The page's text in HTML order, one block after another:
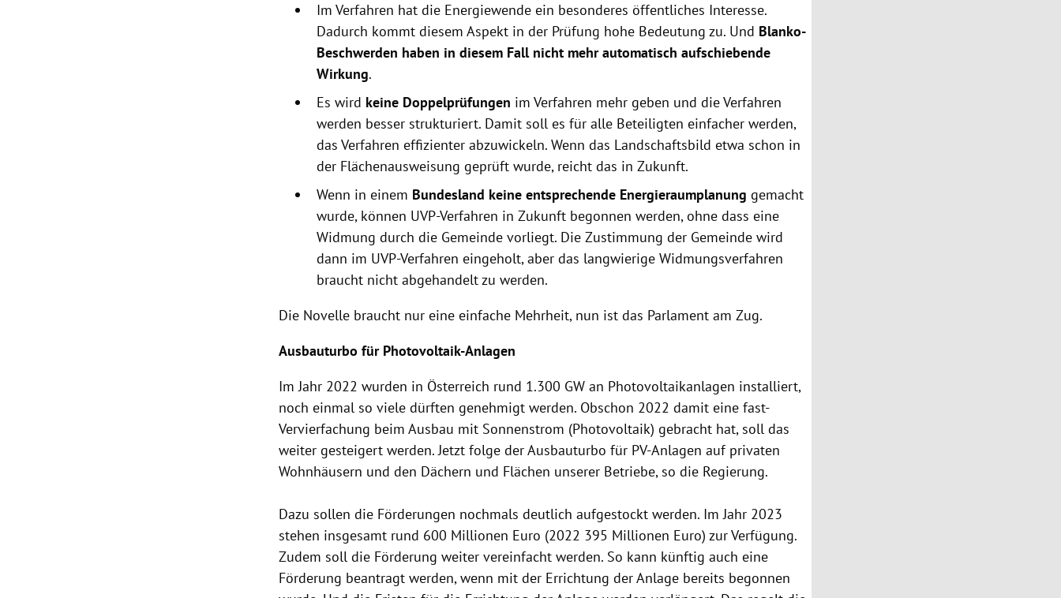
Im Verfahren hat die Energiewende ein besonderes öffentliches Interesse.
Dadurch kommt diesem Aspekt in der Prüfung hohe Bedeutung zu. Und Blanko-
Beschwerden haben in diesem Fall nicht mehr automatisch aufschiebende
Wirkung.
Es wird keine Doppelprüfungen im Verfahren mehr geben und die Verfahren
werden besser strukturiert. Damit soll es für alle Beteiligten einfacher werden,
das Verfahren effizienter abzuwickeln. Wenn das Landschaftsbild etwa schon in
der Flächenausweisung geprüft wurde, reicht das in Zukunft.
Wenn in einem Bundesland keine entsprechende Energieraumplanung gemacht
wurde, können UVP-Verfahren in Zukunft begonnen werden, ohne dass eine
Widmung durch die Gemeinde vorliegt. Die Zustimmung der Gemeinde wird
dann im UVP-Verfahren eingeholt, aber das langwierige Widmungsverfahren
braucht nicht abgehandelt zu werden.
Die Novelle braucht nur eine einfache Mehrheit, nun ist das Parlament am Zug.
Ausbauturbo für Photovoltaik-Anlagen
Im Jahr 2022 wurden in Österreich rund 1.300 GW an Photovoltaikanlagen installiert,
noch einmal so viele dürften genehmigt werden. Obschon 2022 damit eine fast-
Vervierfachung beim Ausbau mit Sonnenstrom (Photovoltaik) gebracht hat, soll das
weiter gesteigert werden. Jetzt folge der Ausbauturbo für PV-Anlagen auf privaten
Wohnhäusern und den Dächern und Flächen unserer Betriebe, so die Regierung.
Dazu sollen die Förderungen nochmals deutlich aufgestockt werden. Im Jahr 2023
stehen insgesamt rund 600 Millionen Euro (2022 395 Millionen Euro) zur Verfügung.
Zudem soll die Förderung weiter vereinfacht werden. So kann künftig auch eine
Förderung beantragt werden, wenn mit der Errichtung der Anlage bereits begonnen